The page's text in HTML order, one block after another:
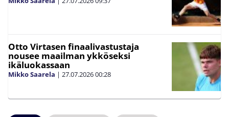
Otto Virtasen finaalivastustaja
nousee maailman ykköseksi
ikäluokassaan
Mikko Saarela | 27.07.202600:28